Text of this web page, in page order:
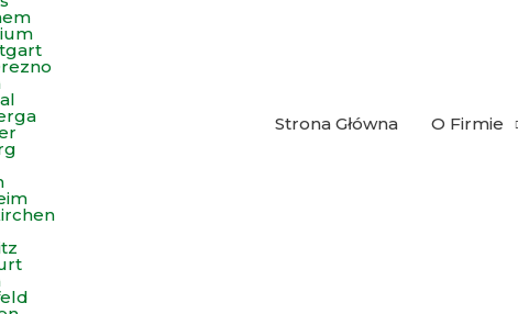
Strona Główna O Firmie